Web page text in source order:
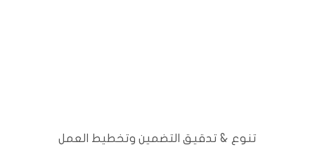
تنوع & تدقيق التضمين وتخطيط العمل